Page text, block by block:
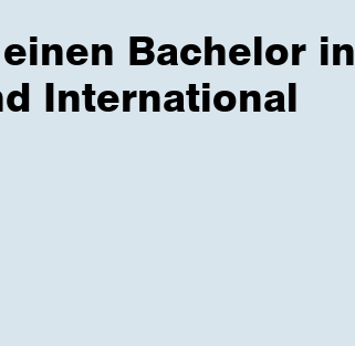
Bachelor in
International